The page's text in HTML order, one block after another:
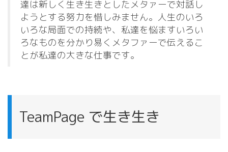
達は新しく生き生きとしたメタァーで対話し
ようとする努力を惜しみません。人生のいろ
いろな局面での持続や、私達を悩ますいろい
ろなものを分かり易くメタファーで伝えるこ
とが私達の大きな仕事です。
TeamPage で生き生き